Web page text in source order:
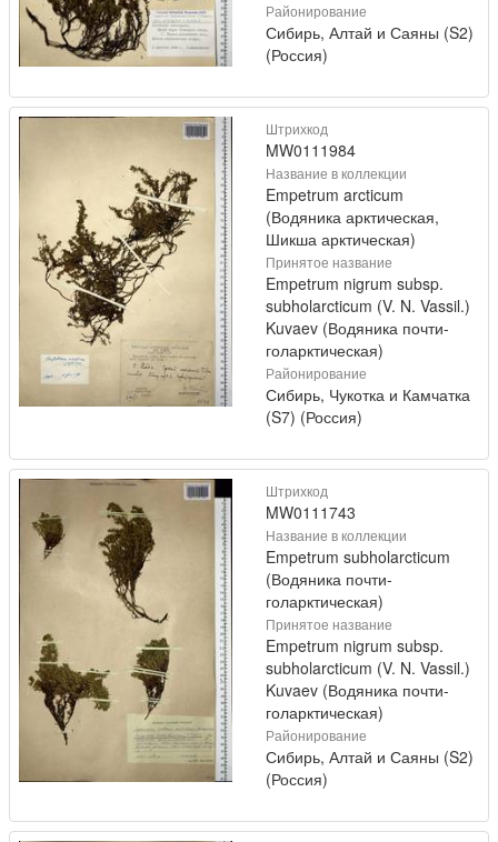
Районирование
Сибирь, Алтай и Саяны (S2)
(Россия)
Штрихкод
MW0111984
Название в коллекции
Empetrum arcticum
(Водяника арктическая,
Шикша арктическая)
Принятое название
Empetrum nigrum subsp.
subholarcticum (V. N. Vassil.)
Kuvaev (Водяника почти-
голарктическая)
Районирование
Сибирь, Чукотка и Камчатка
(S7) (Россия)
Штрихкод
MW0111743
Название в коллекции
Empetrum subholarcticum
(Водяника почти-
голарктическая)
Принятое название
Empetrum nigrum subsp.
subholarcticum (V. N. Vassil.)
Kuvaev (Водяника почти-
голарктическая)
Районирование
Сибирь, Алтай и Саяны (S2)
(Россия)